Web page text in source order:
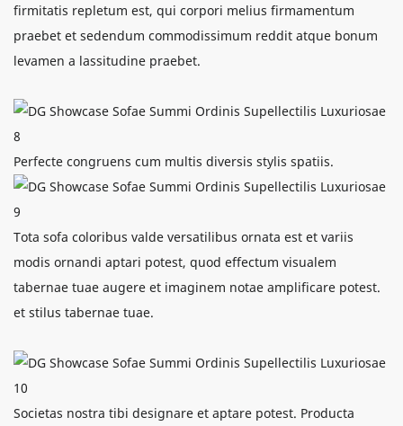
firmitatis repletum est, qui corpori melius firmamentum
praebet et sedendum commodissimum reddit atque bonum
levamen a lassitudine praebet.
Perfecte congruens cum multis diversis stylis spatiis.
Tota sofa coloribus valde versatilibus ornata est et variis
modis ornandi aptari potest, quod effectum visualem
tabernae tuae augere et imaginem notae amplificare potest.
et stilus tabernae tuae.
Societas nostra tibi designare et aptare potest. Producta